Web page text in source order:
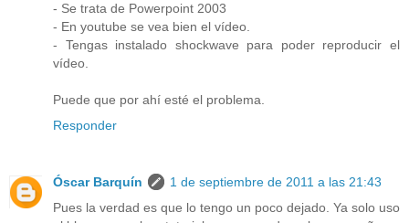
- Se trata de Powerpoint 2003
- En youtube se vea bien el vídeo.
- Tengas instalado shockwave para poder reproducir el
vídeo.
Puede que por ahí esté el problema.
Responder
Óscar Barquín
1 de septiembre de 2011 a las 21:43
Pues la verdad es que lo tengo un poco dejado. Ya solo uso